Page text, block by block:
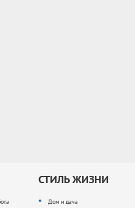
СТИЛЬ ЖИЗНИ
Дом и дача